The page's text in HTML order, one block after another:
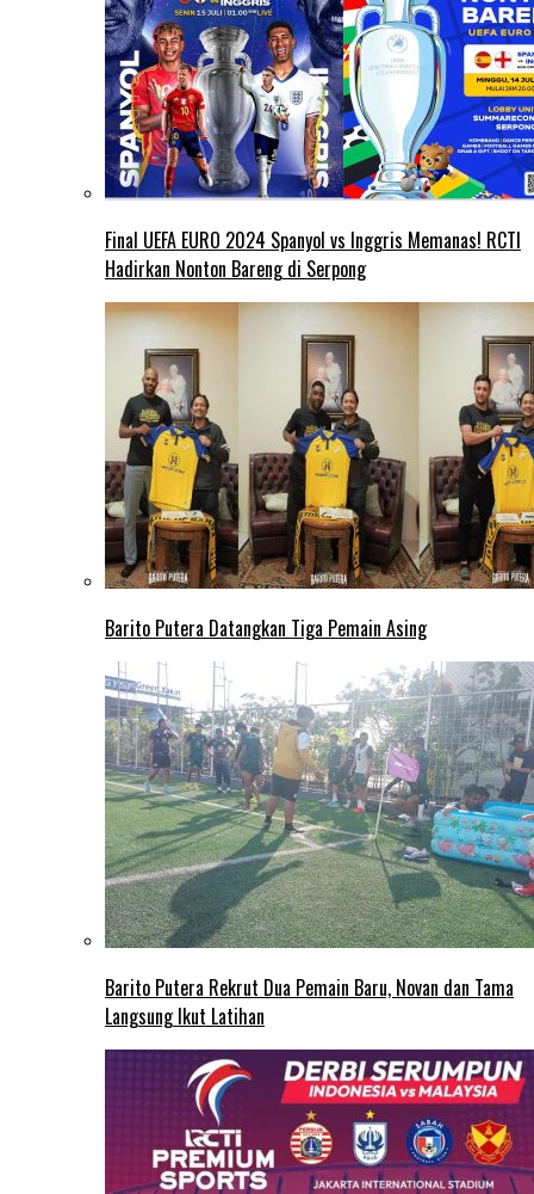
Final UEFA EURO 2024 Spanyol vs Inggris Memanas! RCTI
Hadirkan Nonton Bareng di Serpong
Barito Putera Datangkan Tiga Pemain Asing
Barito Putera Rekrut Dua Pemain Baru, Novan dan Tama
Langsung Ikut Latihan